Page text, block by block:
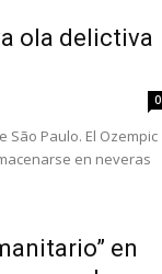
ola delictiva
0
Paulo. El Ozempic
en neveras
en